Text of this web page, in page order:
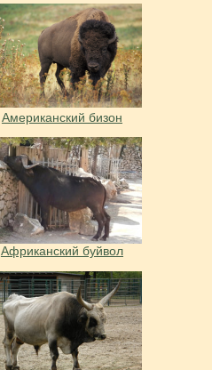
Американский бизон
Африканский буйвол